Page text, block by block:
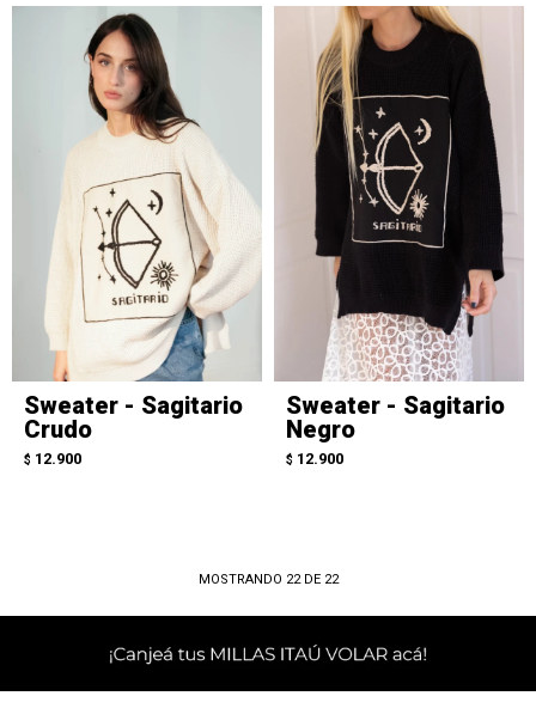
Sweater - Sagitario
Crudo
$ 12.900
Sweater - Sagitario
Negro
$ 12.900
MOSTRANDO 22DE 22